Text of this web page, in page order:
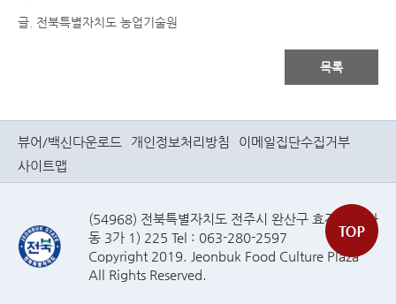
글. 전북특별자치도 농업기술원
목록
뷰어/백신다운로드 개인정보처리방침
이메일집단수집거부
사이트맵
(54968) 전북특별자치도 전주시 완산구 효자로(효자
동 3가 1) 225 Tel : 063-280-2597
Copyright 2019. Jeonbuk Food Culture Plaza
All Rights Reserved.